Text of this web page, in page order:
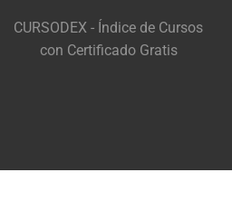
CURSODEX - Índice de Cursos
con Certificado Gratis